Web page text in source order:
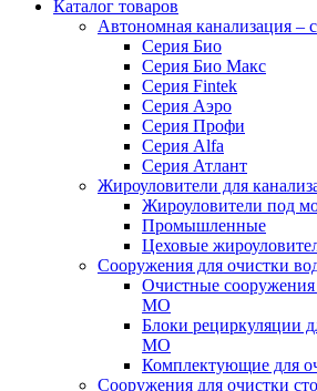
Каталог товаров
Автономная канализация –
Серия Био
Серия Био Макс
Серия Fintek
Серия Аэро
Серия Профи
Серия Alfa
Серия Атлант
Жироуловители для
Жироуловители под
Промышленные
Цеховые
Сооружения для очистки
Очистные
МО
Блоки рециркуляции
МО
Комплектующие для
Сооружения для очистки